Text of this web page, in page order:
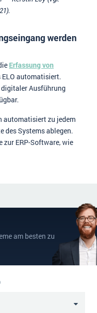
werden
Erfassung von
automatisiert.
Ausführung
automatisiert zu jedem
des Systems ablegen.
zur ERP-Software, wie
am besten zu